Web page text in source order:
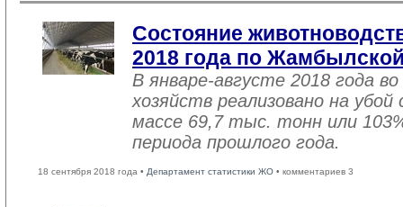
Состояние
2018 года по
В январе-августе 2018 года
хозяйств реализовано на
массе 69,7 тыс. тонн или
периода прошлого года.
18 сентября 2018 года • Департамент статистики ЖО • комментариев 3